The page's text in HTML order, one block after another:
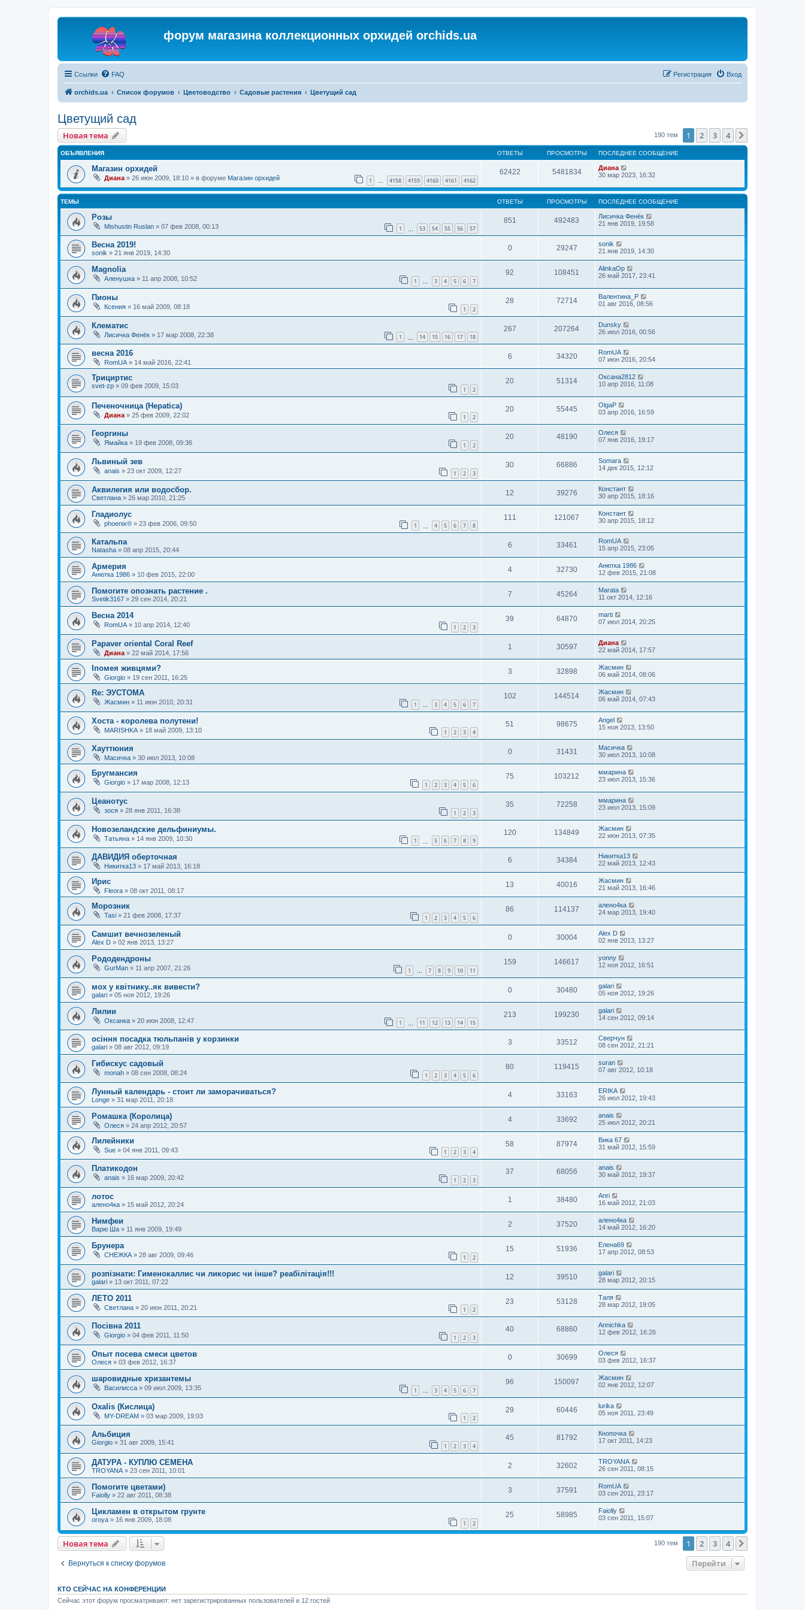
форум магазина коллекционных орхидей orchids.ua
Ссылки FAQ Вход
Регистрация
orchids.ua Список форумов Цветоводство Садовые растения Цветущий сад
Цветущий сад
Новая тема 190 тем 1 2 3 4
ОБЪЯВЛЕНИЯ ОТВЕТЫ ПРОСМОТРЫ ПОСЛЕДНЕЕ СООБЩЕНИЕ
Магазин орхидей
Диана » 26 июн 2009, 18:10 » в форуме Магазин орхидей 1 … 4158 4159 4160 4161 4162
62422 5481834
Диана
30 мар 2023, 16:32
ТЕМЫ ОТВЕТЫ ПРОСМОТРЫ ПОСЛЕДНЕЕ СООБЩЕНИЕ
Розы
Mishustin Ruslan » 07 фев 2008, 00:13 1 53 54 55 56 57
851 492483
Лисичка Фенёк
21 янв 2019, 19:58
Весна 2019!
sonik » 21 янв 2019, 14:30
0 29247
sonik
21 янв 2019, 14:30
Magnolia
Аленушка » 11 апр 2008, 10:52 1 … 3 4 5 6 7
92 108451
AlinkaOp
26 май 2017, 23:41
Пионы
Ксения » 16 май 2009, 08:18 1 2
28 72714
Валентина_Р
01 авг 2016, 08:56
Клематис
Лисичка Фенёк » 17 мар 2008, 22:38 1 14 15 16 17 18
267 207264
Dunsky
26 июл 2016, 00:56
весна 2016
RomUA » 14 май 2016, 22:41
6 34320
RomUA
07 июн 2016, 20:54
Трициртис
svet-zp » 09 фев 2009, 15:03 1 2
20 51314
Оксана2812
10 апр 2016, 11:08
Печеночница (Hepatica)
Диана » 25 фев 2009, 22:02 1 2
20 55445
OlgaP
03 апр 2016, 16:59
Георгины
Ямайка » 19 фев 2008, 09:36 1 2
20 48190
Олеся
07 янв 2016, 19:17
Львиный зев
anais » 23 окт 2009, 12:27 1 2 3
30 66886
Somara
14 дек 2015, 12:12
Аквилегия или водосбор.
Светлана » 26 мар 2010, 21:25
12 39276
Констант
30 апр 2015, 18:16
Гладиолус
phoenix® » 23 фев 2006, 09:50 1 4 5 6 7 8
111 121067
Констант
30 апр 2015, 18:12
Катальпа
Natasha » 08 апр 2015, 20:44
6 33461
RomUA
15 апр 2015, 23:05
Армерия
Анюткa 1986 » 10 фев 2015, 22:00
4 32730
Анюткa 1986
12 фев 2015, 21:08
Помогите опознать растение .
Svetik3167 » 29 сен 2014, 20:21
7 45264
Marata
11 окт 2014, 12:16
Весна 2014
RomUA» 10 апр 2014, 12:40 1 2 3
39 64870
marti
07 июл 2014, 20:25
Papaver oriental Coral Reef
Диана » 22 май 2014, 17:56
1 30597
Диана
22 май 2014, 17:57
Іпомея живцями?
Giorgio » 19 сен 2011, 16:25
3 32898
Жасмин
06 май 2014, 08:06
Re: ЭУСТОМА
Жасмин » 11 июн 2010, 20:31 1 … 3 4 5 6 7
102 144514
Жасмин
06 май 2014, 07:43
Хоста - королева полутени!
MARISHKA » 18 май 2009, 13:10 1 2 3 4
51 98675
Angel
15 ноя 2013, 13:50
Хауттюния
Масичка » 30 июл 2013, 10:08
0 31431
Масичка
30 июл 2013, 10:08
Бругмансия
Giorgio » 17 мар 2008, 12:13 1 2 3 4 5 6
75 103212
ммарина
23 июл 2013, 15:36
Цеанотус
зося » 28 янв 2011, 16:38 1 2 3
35 72258
ммарина
23 июл 2013, 15:09
Новозеландские дельфиниумы.
Татьяна » 14 янв 2009, 10:30 1 5 6 7 8 9
120 134849
Жасмин
22 июн 2013, 07:35
ДАВИДИЯ оберточная
Никитка13 » 17 май 2013, 16:18
6 34384
Никитка13
22 май 2013, 12:43
Ирис
Fleora » 08 окт 2011, 08:17
13 40016
Жасмин
21 май 2013, 16:46
Морозник
Tasi » 21 фев 2008, 17:37 1 2 3 4 5 6
86 114137
алено4ка
24 мар 2013, 19:40
Самшит вечнозеленый
Alex D » 02 янв 2013, 13:27
0 30004
Alex D
02 янв 2013, 13:27
Рододендроны
GurMan » 11 апр 2007, 21:26 1 7 8 9 10 11
159 146617
yonny
12 ноя 2012, 16:51
мох у квітнику..як вивести?
galari » 05 ноя 2012, 19:26
0 30480
galari
05 ноя 2012, 19:26
Лилии
Оксанка » 20 июн 2008, 12:47 1 11 12 13 14 15
213 199230
galari
14 сен 2012, 09:14
осіння посадка тюльпанів у корзинки
galari » 08 авг 2012, 09:19
3 33512
Сверчун
08 сен 2012, 21:21
Гибискус садовый
monah » 08 сен 2008, 08:24 1 2 3 4 5 6
80 119415
suran
07 авг 2012, 10:18
Лунный календарь - стоит ли заморачиваться?
Longe » 31 мар 2011, 20:18
4 33163
ERIKA
26 июл 2012, 19:43
Ромашка (Королица)
Олеся » 24 апр 2012, 20:57
4 33692
anais
25 июл 2012, 20:21
Лилейники
Sue » 04 янв 2011, 09:43 1 2 3 4
58 87974
Вика 67
31 май 2012, 15:59
Платикодон
anais » 16 мар 2009, 20:42 1 2 3
37 68056
anais
30 май 2012, 19:37
лотос
алено4ка » 15 май 2012, 20:24
1 38480
Anri
16 май 2012, 21:03
Нимфеи
Варю Ша » 11 янв 2009, 19:49
2 37520
алено4ка
14 май 2012, 16:20
Брунера
СНЕЖКА » 28 авг 2009, 09:46 1 2
15 51936
Елена69
17 апр 2012, 08:53
розпізнати: Гименокаллис чи ликорис чи інше? реабілітація!!!
galari » 13 окт 2011, 07:22
12 39510
galari
28 мар 2012, 20:15
ЛЕТО 2011
Светлана » 20 июн 2011, 20:21 1 2
23 53128
Таля
28 мар 2012, 19:05
Посівна 2011
Giorgio » 04 фев 2011, 11:50 1 2 3
40 68860
Annichka
12 фев 2012, 16:26
Опыт посева смеси цветов
Олеся » 03 фев 2012, 16:37
0 30699
Олеся
03 фев 2012, 16:37
шаровидные хризантемы
Василисса » 09 июл 2009, 13:35 1 … 3 4 5 6 7
96 150097
Жасмин
02 янв 2012, 12:07
Oxalis (Кислица)
MY-DREAM » 03 мар 2009, 19:03 1 2
29 60446
lurika
05 ноя 2011, 23:49
Альбиция
Giorgio » 31 авг 2009, 15:41 1 2 3 4
45 81792
Кнопочка
17 окт 2011, 14:23
ДАТУРА - КУПЛЮ СЕМЕНА
TROYANA » 23 сен 2011, 10:01
2 32602
TROYANA
26 сен 2011, 08:15
Помогите цветами)
Faiolly » 22 авг 2011, 08:38
3 37591
RomUA
03 сен 2011, 23:17
Цикламен в открытом грунте
oroya » 16 янв 2009, 18:08 1 2
25 58985
Faiolly
03 сен 2011, 15:07
Новая тема 190 тем 1 2 3 4
Вернуться к списку форумов Перейти
КТО СЕЙЧАС НА КОНФЕРЕНЦИИ
Сейчас этот форум просматривают: нет зарегистрированных пользователей и 12 гостей